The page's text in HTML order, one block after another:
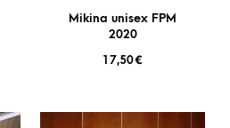
Mikina unisex FPM
2020
17,50€